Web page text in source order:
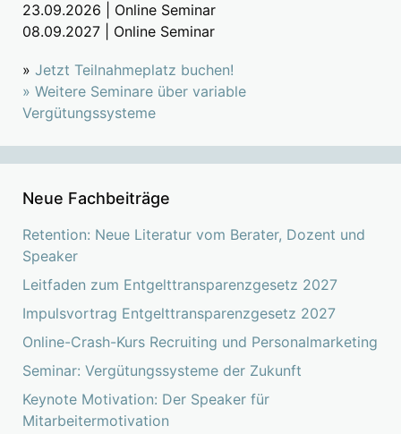
23.09.2026 | Online Seminar
08.09.2027 | Online Seminar
» Jetzt Teilnahmeplatz buchen!
» Weitere Seminare über variable
Vergütungssysteme
Neue Fachbeiträge
Retention: Neue Literatur vom Berater, Dozent und
Speaker
Leitfaden zum Entgelttransparenzgesetz 2027
Impulsvortrag Entgelttransparenzgesetz 2027
Online-Crash-Kurs Recruiting und Personalmarketing
Seminar: Vergütungssysteme der Zukunft
Keynote Motivation: Der Speaker für
Mitarbeitermotivation